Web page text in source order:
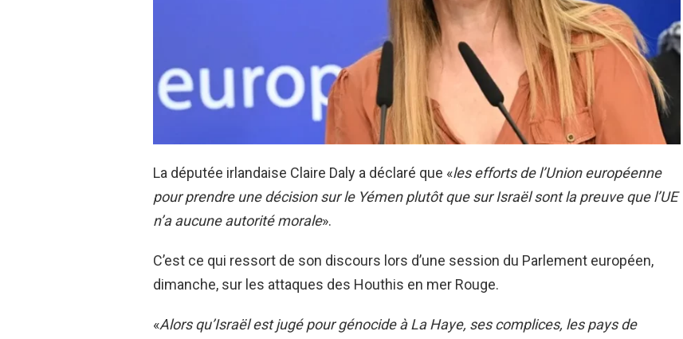
La députée irlandaise Claire Daly a déclaré que «les efforts de l’Union européenne
pour prendre une décision sur le Yémen plutôt que sur Israël sont la preuve que l’UE
n’a aucune autorité morale».
C’est ce qui ressort de son discours lors d’une session du Parlement européen,
dimanche, sur les attaques des Houthis en mer Rouge.
«Alors qu’Israël est jugé pour génocide à La Haye, ses complices, les pays de